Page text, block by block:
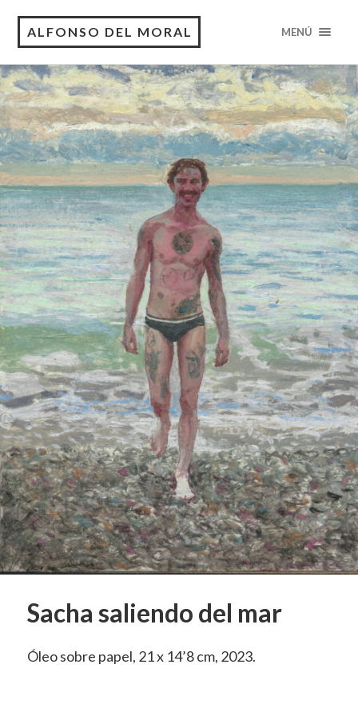
ALFONSO DEL MORAL MENÚ
Sacha saliendo del mar
Óleo sobre papel, 21 x 14’8 cm, 2023.